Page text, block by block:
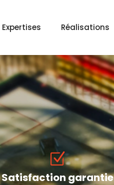
Expertises Réalisations
Satisfaction garantie